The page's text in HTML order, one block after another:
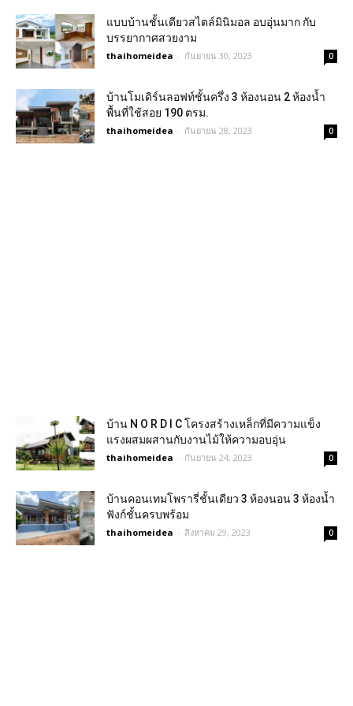
แบบบ้านชั้นเดียวสไตล์มินิมอล อบอุ่นมาก กับ
บรรยากาศสวยงาม
thaihomeidea - กันยายน 30, 2023 0
บ้านโมเดิร์นลอฟท์ชั้นครึ่ง 3 ห้องนอน 2 ห้องน้ำ
พื้นที่ใช้สอย 190 ตรม.
thaihomeidea - กันยายน 28, 2023 0
บ้าน N O R D I C โครงสร้างเหล็กที่มีความแข็ง
แรงผสมผสานกับงานไม้ให้ความอบอุ่น
thaihomeidea - กันยายน 24, 2023 0
บ้านคอนเทมโพรารี่ชั้นเดียว 3 ห้องนอน 3 ห้องน้ำ
ฟังก์ชั้นครบพร้อม
thaihomeidea - สิงหาคม 29, 2023 0